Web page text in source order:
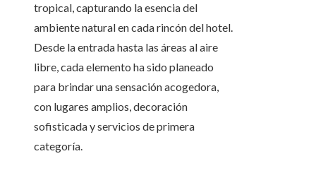
tropical, capturando la esencia del
ambiente natural en cada rincón del hotel.
Desde la entrada hasta las áreas al aire
libre, cada elemento ha sido planeado
para brindar una sensación acogedora,
con lugares amplios, decoración
sofisticada y servicios de primera
categoría.